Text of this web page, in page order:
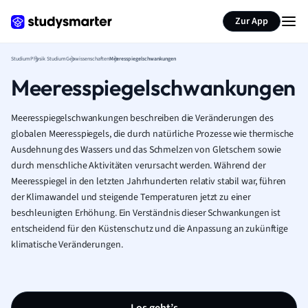
Zur App
StudiumPhysik StudiumGeowissenschaftenMeeresspiegelschwankungen
Meeresspiegelschwankungen
Meeresspiegelschwankungen beschreiben die Veränderungen des
globalen Meeresspiegels, die durch natürliche Prozesse wie thermische
Ausdehnung des Wassers und das Schmelzen von Gletschern sowie
durch menschliche Aktivitäten verursacht werden. Während der
Meeresspiegel in den letzten Jahrhunderten relativ stabil war, führen
der Klimawandel und steigende Temperaturen jetzt zu einer
beschleunigten Erhöhung. Ein Verständnis dieser Schwankungen ist
entscheidend für den Küstenschutz und die Anpassung an zukünftige
klimatische Veränderungen.